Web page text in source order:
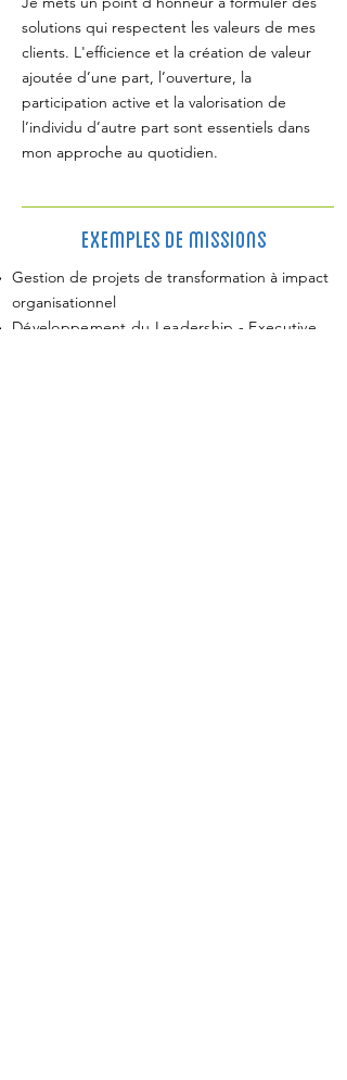
solutions qui respectent les valeurs de mes
clients. L'efficience et la création de valeur
ajoutée d’une part, l’ouverture, la
participation active et la valorisation de
l’individu d’autre part sont essentiels dans
mon approche au quotidien.
Exemples de missions
Gestion de projets de transformation à impact
organisationnel
Développement du Leadership - Executive